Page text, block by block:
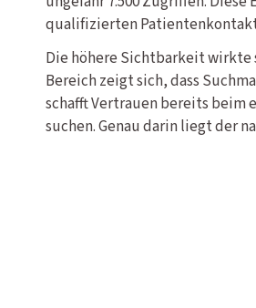
qualifizierten
Die höhere Sichtbarkeit wirkte
Bereich zeigt sich, dass
schafft Vertrauen bereits beim
suchen. Genau darin liegt der